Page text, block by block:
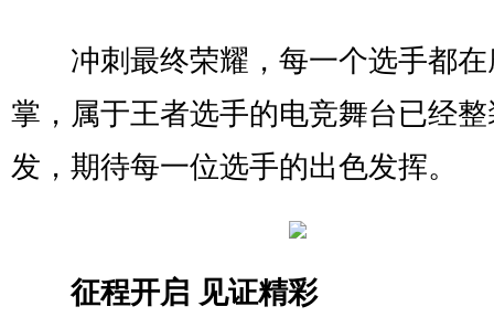
冲刺最终荣耀，每一个选手都在
掌，属于王者选手的电竞舞台已经
发，期待每一位选手的出色发挥。
征程开启 见证精彩